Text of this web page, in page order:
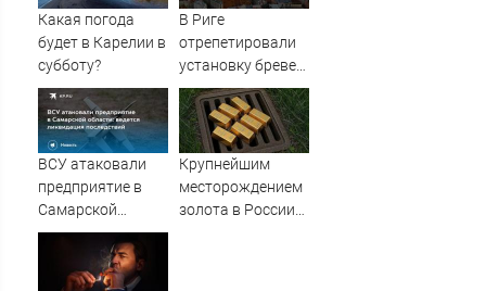
Какая погода
будет в Карелии в
субботу?
В Риге
отрепетировали
установку бревен
на пути
воображаемого
противника
ВСУ атаковали
предприятие в
Самарской
области: ведется
ликвидация
последствий
Крупнейшим
месторождением
золота в России